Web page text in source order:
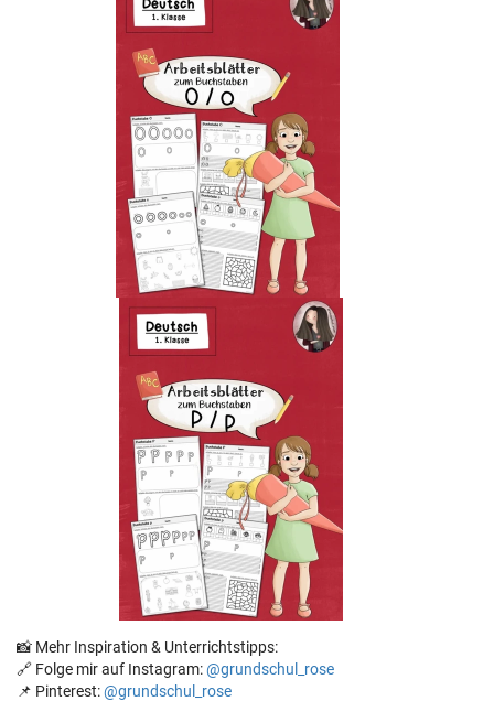
📸 Mehr Inspiration & Unterrichtstipps:
🔗 Folge mir auf Instagram:@grundschul_rose
📌 Pinterest:@grundschul_rose